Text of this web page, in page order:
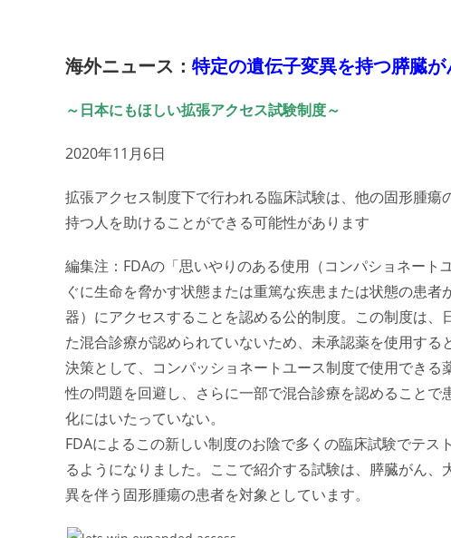
海外ニュース： 特定の遺伝子変異を持つ膵臓
～日本にもほしい拡張アクセス試験制度～
2020年11月6日
拡張アクセス制度下で行われる臨床試験は、他の固形腫
持つ人を助けることができる可能性があります
編集注：FDAの「思いやりのある使用（コンパショネー
ぐに生命を脅かす状態または重篤な疾患または状態の患
器）にアクセスすることを認める公的制度。この制度は
た混合診療が認められていないため、未承認薬を使用す
決策として、コンパッショネートユース制度で使用でき
性の問題を回避し、さらに一部で混合診療を認めること
化にはいたっていない。
FDAによるこの新しい制度のお陰で多くの臨床試験でテ
るようになりました。ここで紹介する試験は、膵臓がん
異を伴う固形腫瘍の患者を対象としています。